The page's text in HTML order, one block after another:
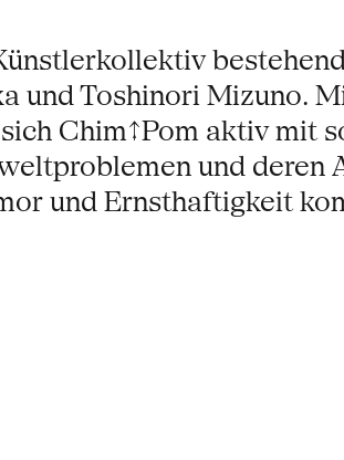
und Toshinori Mizuno.
Chim↑Pom aktiv mit
und
und Ernsthaftigkeit